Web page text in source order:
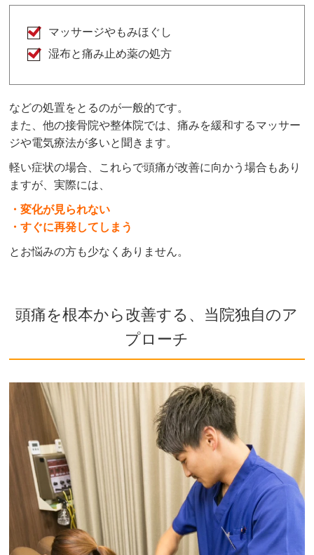
マッサージやもみほぐし
湿布と痛み止め薬の処方
などの処置をとるのが一般的です。
また、他の接骨院や整体院では、痛みを緩和するマッサー
ジや電気療法が多いと聞きます。
軽い症状の場合、これらで頭痛が改善に向かう場合もあり
ますが、実際には、
・変化が見られない
・すぐに再発してしまう
とお悩みの方も少なくありません。
頭痛を根本から改善する、当院独自のア
プローチ